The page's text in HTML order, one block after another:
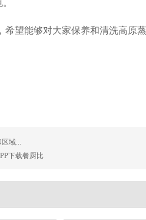
能够对大家保养和清洗高原蒸饭
域...
下载餐厨比